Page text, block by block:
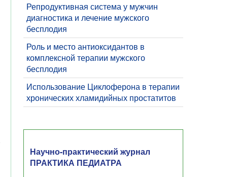
​Репродуктивная система у мужчин
диагностика и лечение мужского
бесплодия
Роль и место антиоксидантов в
комплексной терапии мужского
бесплодия
Использование Циклоферона в терапии
хронических хламидийных простатитов
Научно-практический журнал
ПРАКТИКА ПЕДИАТРА